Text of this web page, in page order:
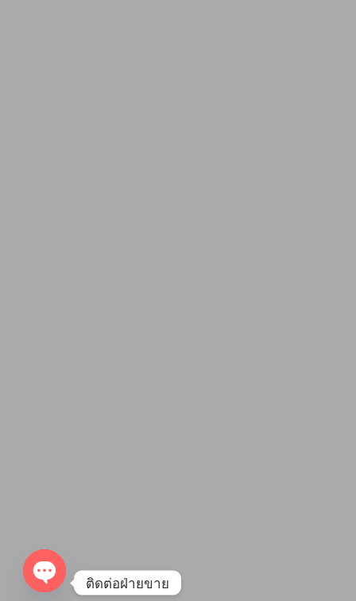
ติดต่อฝ่ายขาย